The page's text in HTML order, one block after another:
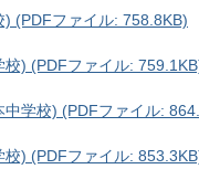
(PDFファイル: 758.8KB)
) (PDFファイル:
学校) (PDFファイル:
) (PDFファイル: